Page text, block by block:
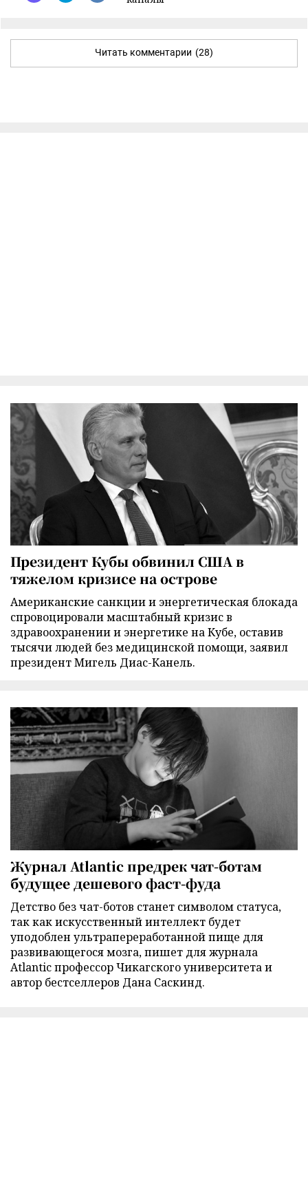
Читать комментарии (28)
Президент Кубы обвинил США в
тяжелом кризисе на острове
Американские санкции и энергетическая блокада
спровоцировали масштабный кризис в
здравоохранении и энергетике на Кубе, оставив
тысячи людей без медицинской помощи, заявил
президент Мигель Диас-Канель.
Журнал Atlantic предрек чат-ботам
будущее дешевого фаст-фуда
Детство без чат-ботов станет символом статуса,
так как искусственный интеллект будет
уподоблен ультрапереработанной пище для
развивающегося мозга, пишет для журнала
Atlantic профессор Чикагского университета и
автор бестселлеров Дана Саскинд.